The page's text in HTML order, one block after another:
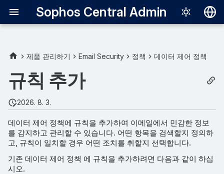
Sophos Central Admin
English
Italiano
日本語
한국어
Português
제품 관리하기 Email Security 정책 데이터 제어 정책
규칙 추가
2026. 8. 3.
데이터 제어 정책에 규칙을 추가하여 이메일에서 민감한 정보
를 감지하고 관리할 수 있습니다. 어떤 항목을 검색할지 정의하
고, 규칙이 일치할 경우 어떤 조치를 취할지 선택합니다.
기존 데이터 제어 정책 에 규칙을 추가하려면 다음과 같이 하십
시오.